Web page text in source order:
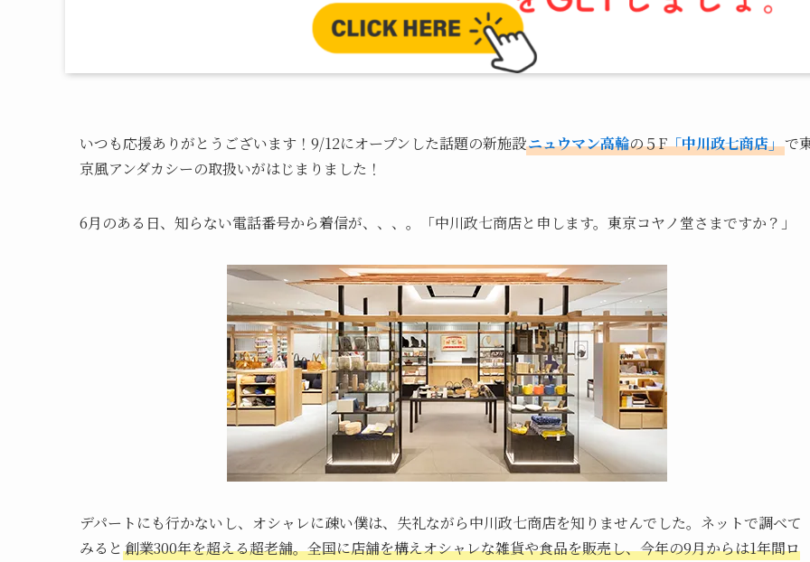
いつも応援ありがとうございます！9/12にオープンした話題の新施設ニュウマン高輪の５F「中川政七商店」で
京風アンダカシーの取扱いがはじまりました！
6月のある日、知らない電話番号から着信が、、、。「中川政七商店と申します。東京コヤノ堂さまですか？」
デパートにも行かないし、オシャレに疎い僕は、失礼ながら中川政七商店を知りませんでした。ネットで調べて
みると 創業300年を超える超老舗。全国に店舗を構えオシャレな雑貨や食品を販売し、今年の9月からは1年間ロ